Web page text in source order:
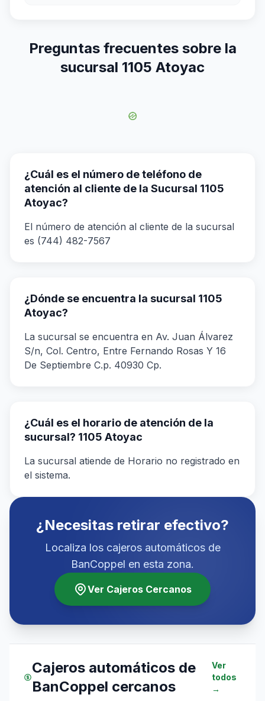
Preguntas frecuentes sobre la
sucursal 1105 Atoyac
¿Cuál es el número de teléfono de
atención al cliente de la Sucursal 1105
Atoyac?
El número de atención al cliente de la sucursal
es (744) 482-7567
¿Dónde se encuentra la sucursal 1105
Atoyac?
La sucursal se encuentra en Av. Juan Álvarez
S/n, Col. Centro, Entre Fernando Rosas Y 16
De Septiembre C.p. 40930 Cp.
¿Cuál es el horario de atención de la
sucursal? 1105 Atoyac
La sucursal atiende de Horario no registrado en
el sistema.
¿Necesitas retirar efectivo?
Localiza los cajeros automáticos de
BanCoppel en esta zona.
Ver Cajeros Cercanos
Cajeros automáticos de
BanCoppel cercanos
Ver
todos
→